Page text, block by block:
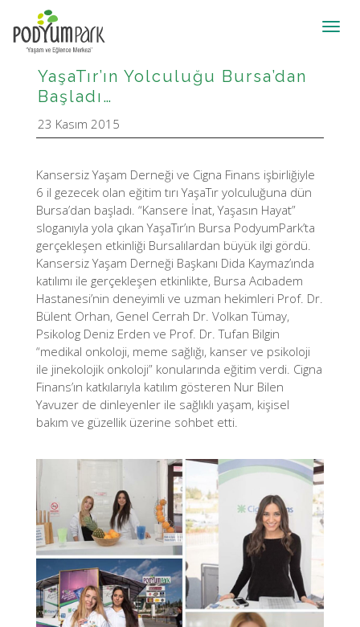
YaşaTır’ın Yolculuğu Bursa’dan
Başladı…
23 Kasım 2015
Kansersiz Yaşam Derneği ve Cigna Finans işbirliğiyle
6 il gezecek olan eğitim tırı YaşaTır yolculuğuna dün
Bursa’dan başladı. “Kansere İnat, Yaşasın Hayat”
sloganıyla yola çıkan YaşaTır’ın Bursa PodyumPark’ta
gerçekleşen etkinliği Bursalılardan büyük ilgi gördü.
Kansersiz Yaşam Derneği Başkanı Dida Kaymaz’ında
katılımı ile gerçekleşen etkinlikte, Bursa Acıbadem
Hastanesi’nin deneyimli ve uzman hekimleri Prof. Dr.
Bülent Orhan, Genel Cerrah Dr. Volkan Tümay,
Psikolog Deniz Erden ve Prof. Dr. Tufan Bilgin
“medikal onkoloji, meme sağlığı, kanser ve psikoloji
ile jinekolojik onkoloji” konularında eğitim verdi. Cigna
Finans’ın katkılarıyla katılım gösteren Nur Bilen
Yavuzer de dinleyenler ile sağlıklı yaşam, kişisel
bakım ve güzellik üzerine sohbet etti.